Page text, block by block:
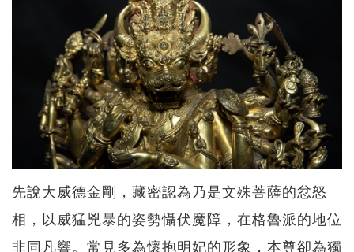
先說大威德金剛，藏密認為乃是文殊菩薩的忿怒
相，以威猛兇暴的姿勢懾伏魔障，在格魯派的地位
非同凡響。常見多為懷抱明妃的形象，本尊卻為獨